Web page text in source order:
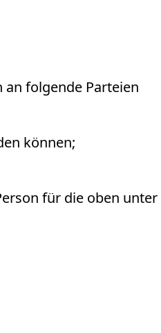
an folgende Parteien
können;
für die oben unter